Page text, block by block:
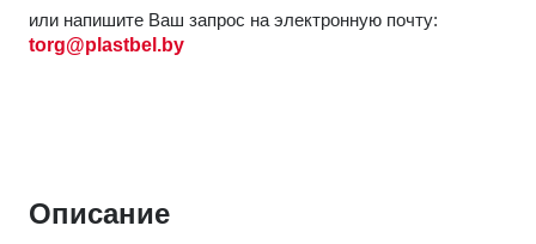
или напишите Ваш запрос на электронную почту:
torg@plastbel.by
Описание